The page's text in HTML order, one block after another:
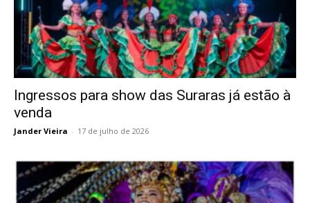
Ingressos para show das Suraras já estão à
venda
Jander Vieira - 17 de julho de 2026